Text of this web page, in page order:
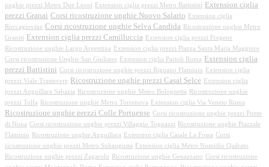
unghie prezzi Metro Due Leoni
Extension ciglia prezzi Metro Battistini
Extension ciglia
prezzi Granai Corsi ricostruzione unghie Nuovo Salario
Extension ciglia
Roccagiovine Corsi ricostruzione unghie Selva Candida
Ricostruzione unghie Metro
Graniti
Extension ciglia prezzi Camilluccia
Extension ciglia prezzi Fregene
Ricostruzione unghie Largo Argentina
Extension ciglia prezzi Piazza Santa Maria Maggiore
Corsi ricostruzione Unghie San Giuliano
Extension ciglia Parioli Roma
Extension ciglia
prezzi Battistini Corsi ricostruzione unghie prezzi Rignano Flaminio
Extension ciglia
prezzi Viale Trastevere
Ricostruzione unghie prezzi Casal Selce
Extension ciglia
prezzi Anguillara Sabazia
Ricostruzione unghie Metro Bolognetta
Ricostruzione unghie
prezzi Tolfa
Ricostruzione unghie Metro Torrenova Extension ciglia Via Veneto Roma
Ricostruzione unghie prezzi Colle Portuense Corsi ricostruzione unghie prezzi Ponte
di Nona Corsi ricostruzione unghie prezzi Villaggio Tognazzi
Ricostruzione unghie Piazzale
Flaminio
Ricostruzione unghie Anguillara Extension ciglia Casale La Fossa Corsi
ricostruzione unghie prezzi Metro Subaugusta
Extension ciglia Metro Numidio Qadrato
Ricostruzione unghie prezzi Zagarolo
Ricostruzione unghie Genazzano Corsi ricostruzione